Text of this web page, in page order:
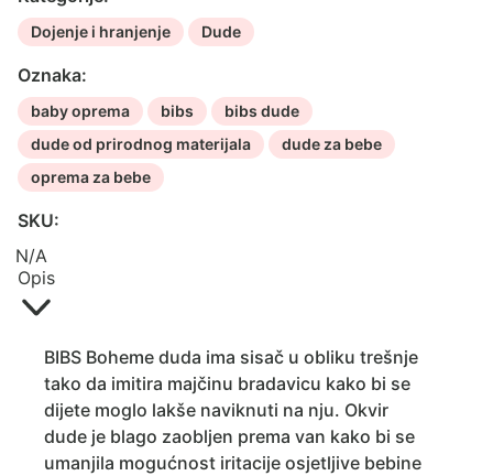
komada
količina
Dojenje i hranjenje Dude
Oznaka:
baby oprema bibs
bibs dude
dude od prirodnog materijala
dude za bebe
oprema za bebe
SKU:
N/A
Opis
BIBS Boheme duda ima sisač u obliku trešnje
tako da imitira majčinu bradavicu kako bi se
dijete moglo lakše naviknuti na nju. Okvir
dude je blago zaobljen prema van kako bi se
umanjila mogućnost iritacije osjetljive bebine